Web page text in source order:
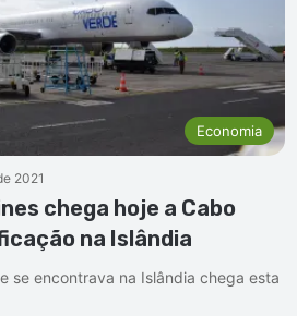
Economia
2021
chega hoje a Cabo
na Islândia
se encontrava na Islândia chega esta